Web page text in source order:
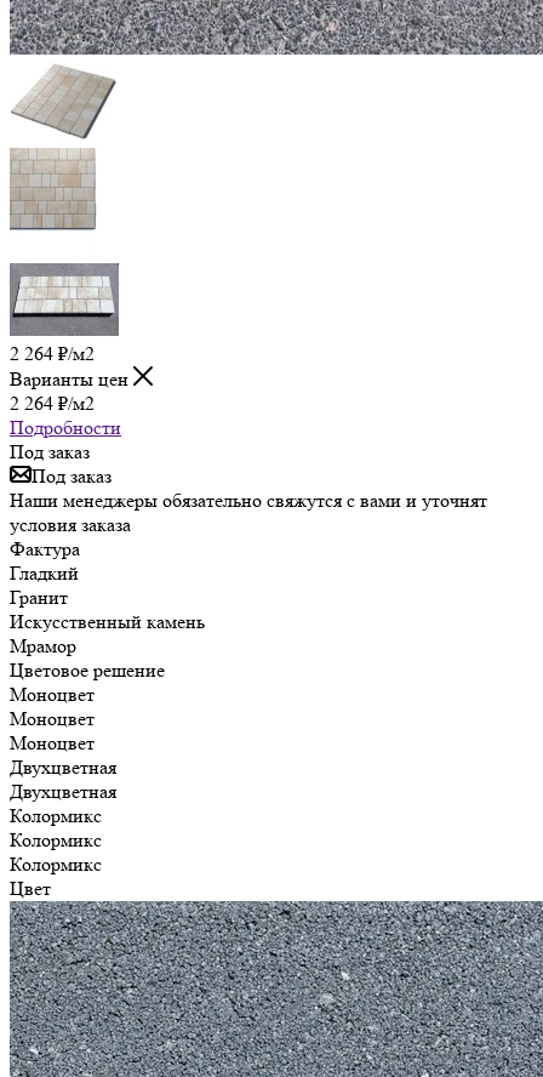
2 264 ₽/м2
Варианты цен
2 264 ₽/м2
Подробности
Под заказ
Под заказ
Наши менеджеры обязательно свяжутся с вами и уточнят
условия заказа
Фактура
Гладкий
Гранит
Искусственный камень
Мрамор
Цветовое решение
Моноцвет
Моноцвет
Моноцвет
Двухцветная
Двухцветная
Колормикс
Колормикс
Колормикс
Цвет